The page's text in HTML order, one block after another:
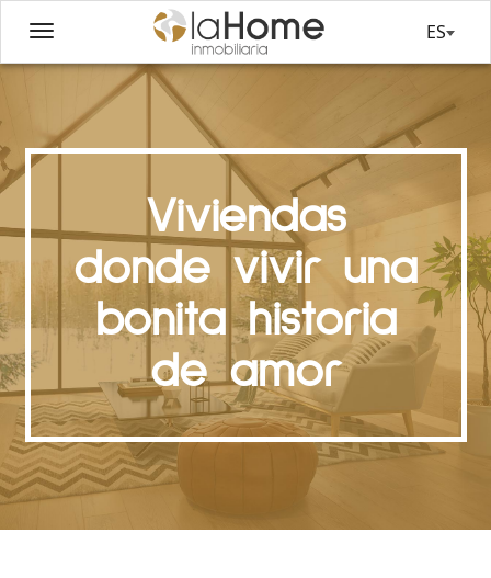
ES
Viviendas
donde vivir una
bonita historia
de amor